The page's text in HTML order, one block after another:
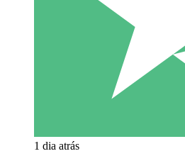
1 dia atrás